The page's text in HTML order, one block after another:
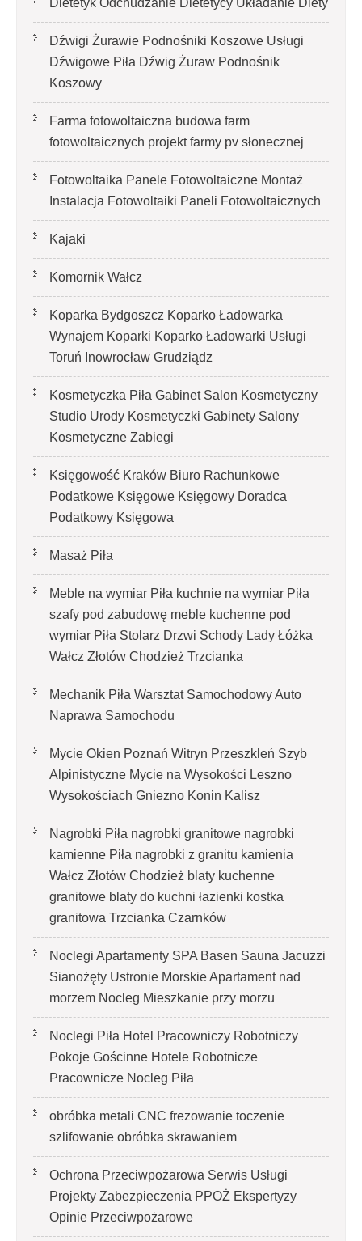
Dietetyk Odchudzanie Dietetycy Układanie Diety
Dźwigi Żurawie Podnośniki Koszowe Usługi
Dźwigowe Piła Dźwig Żuraw Podnośnik
Koszowy
Farma fotowoltaiczna budowa farm
fotowoltaicznych projekt farmy pv słonecznej
Fotowoltaika Panele Fotowoltaiczne Montaż
Instalacja Fotowoltaiki Paneli Fotowoltaicznych
Kajaki
Komornik Wałcz
Koparka Bydgoszcz Koparko Ładowarka
Wynajem Koparki Koparko Ładowarki Usługi
Toruń Inowrocław Grudziądz
Kosmetyczka Piła Gabinet Salon Kosmetyczny
Studio Urody Kosmetyczki Gabinety Salony
Kosmetyczne Zabiegi
Księgowość Kraków Biuro Rachunkowe
Podatkowe Księgowe Księgowy Doradca
Podatkowy Księgowa
Masaż Piła
Meble na wymiar Piła kuchnie na wymiar Piła
szafy pod zabudowę meble kuchenne pod
wymiar Piła Stolarz Drzwi Schody Lady Łóżka
Wałcz Złotów Chodzież Trzcianka
Mechanik Piła Warsztat Samochodowy Auto
Naprawa Samochodu
Mycie Okien Poznań Witryn Przeszkleń Szyb
Alpinistyczne Mycie na Wysokości Leszno
Wysokościach Gniezno Konin Kalisz
Nagrobki Piła nagrobki granitowe nagrobki
kamienne Piła nagrobki z granitu kamienia
Wałcz Złotów Chodzież blaty kuchenne
granitowe blaty do kuchni łazienki kostka
granitowa Trzcianka Czarnków
Noclegi Apartamenty SPA Basen Sauna Jacuzzi
Sianożęty Ustronie Morskie Apartament nad
morzem Nocleg Mieszkanie przy morzu
Noclegi Piła Hotel Pracowniczy Robotniczy
Pokoje Gościnne Hotele Robotnicze
Pracownicze Nocleg Piła
obróbka metali CNC frezowanie toczenie
szlifowanie obróbka skrawaniem
Ochrona Przeciwpożarowa Serwis Usługi
Projekty Zabezpieczenia PPOŻ Ekspertyzy
Opinie Przeciwpożarowe